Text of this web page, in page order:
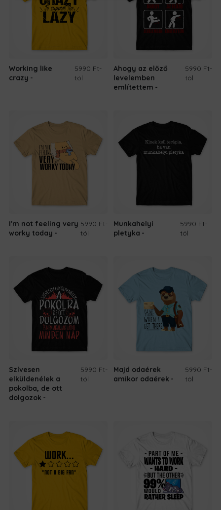
Working like
crazy
5990 Ft-
tól
Ahogy az előző
levelemben
említettem
5990 Ft-
tól
I'm not feeling very
worky today
5990 Ft-
tól
Munkahelyi
pletyka
5990 Ft-
tól
Szívesen
elküldenélek a
pokolba, de ott
dolgozok
5990 Ft-
tól
Majd odaérek
amikor odaérek
5990 Ft-
tól